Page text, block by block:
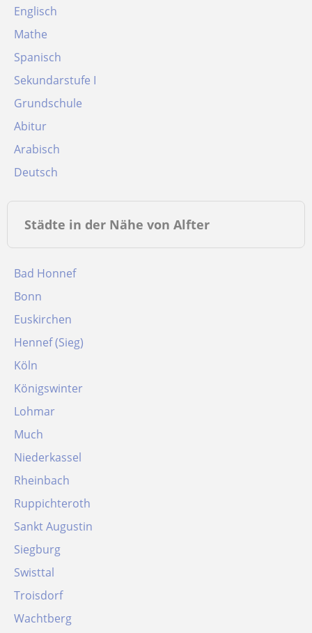
Englisch
Mathe
Spanisch
Sekundarstufe I
Grundschule
Abitur
Arabisch
Deutsch
Städte in der Nähe von Alfter
Bad Honnef
Bonn
Euskirchen
Hennef (Sieg)
Köln
Königswinter
Lohmar
Much
Niederkassel
Rheinbach
Ruppichteroth
Sankt Augustin
Siegburg
Swisttal
Troisdorf
Wachtberg